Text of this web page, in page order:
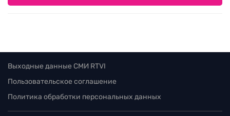
Выходные данные СМИ RTVI
Пользовательское соглашение
Политика обработки персональных данных